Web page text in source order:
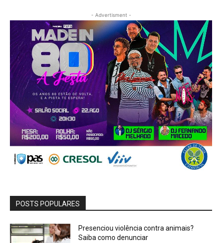
- Advertisment -
POSTS POPULARES
Presenciou violência contra animais?
Saiba como denunciar